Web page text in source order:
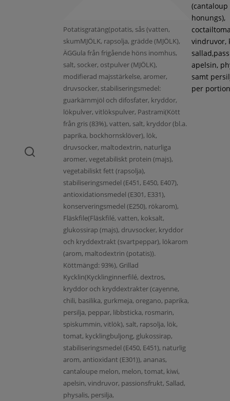
Potatisgratäng(potatis, sås (vatten,
skumMJÖLK, rapsolja, grädde (MJÖLK),
ÄGGula från frigående höns inomhus,
salt, socker, ostpulver (MJÖLK),
modifierad majsstärkelse, aromer,
druvsocker, stabiliseringsmedel:
guarkärnmjöl och difosfater, kryddor,
lökpulver, vitlökspulver, Pastrami(Kött
från gris (83%), vatten, salt, kryddor (bl.a.
paprika, bockhornsklöver), lök,
druvsocker, maltodextrin, naturliga
aromer, vegetabiliskt protein (majs),
vegetabiliskt fett (rapsolja),
stabiliseringsmedel (E451, E450, E407),
antioxidationsmedel (E301, E331),
konserveringsmedel (E250), rökarom),
Fläskfile(Fläskfilé, vatten, koksalt,
glukossirap (majs), druvsocker, kryddor
och kryddextrakt (svartpeppar), lökarom
(arom, maltodextrin (potatis)).
Köttmängd: 93%), Grillad
Kycklin(Kycklinginnerfilé, dextros,
kryddor och kryddextrakter (cayenne,
chili, basilika, gurkmeja, oregano, paprika,
persilja, peppar, libbsticka, rosmarin,
spiskummin, vitlök), salt, rapsolja, lök,
tomat, kycklingbuljong, glukossirap,
stabiliseringsmedel (E450, E451), naturlig
arom, antioxidant (E301)), ananas,
cantaloupe melon, melon, tomat, kiwi,
apelsin, vindruvor, passionsfrukt, Sallad,
physalis, persilja,
(cantaloup
honungs),
vindruvor,
apelsin,
samt
per